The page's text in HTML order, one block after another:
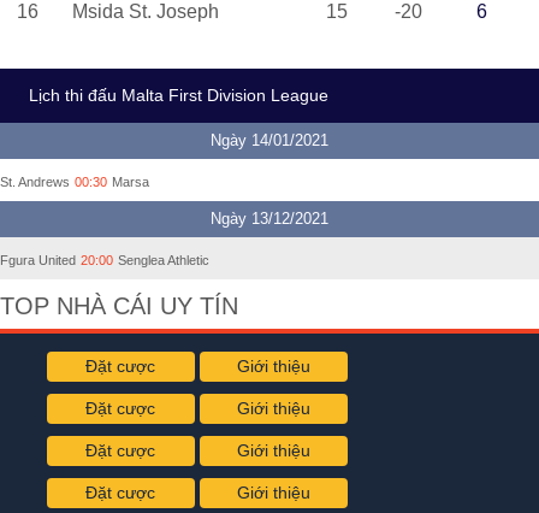
16 Msida St. Joseph 15 -20 6
Lịch thi đấu Malta First Division League
Ngày 14/01/2021
St. Andrews 00:30 Marsa
Ngày 13/12/2021
Fgura United 20:00 Senglea Athletic
TOP NHÀ CÁI UY TÍN
Đặt cược Giới thiệu
Đặt cược Giới thiệu
Đặt cược Giới thiệu
Đặt cược Giới thiệu